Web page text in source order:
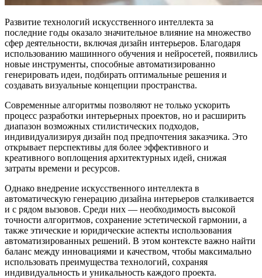
Развитие технологий искусственного интеллекта за
последние годы оказало значительное влияние на множество
сфер деятельности, включая дизайн интерьеров. Благодаря
использованию машинного обучения и нейросетей, появились
новые инструменты, способные автоматизированно
генерировать идеи, подбирать оптимальные решения и
создавать визуальные концепции пространства.
Современные алгоритмы позволяют не только ускорить
процесс разработки интерьерных проектов, но и расширить
диапазон возможных стилистических подходов,
индивидуализируя дизайн под предпочтения заказчика. Это
открывает перспективы для более эффективного и
креативного воплощения архитектурных идей, снижая
затраты времени и ресурсов.
Однако внедрение искусственного интеллекта в
автоматическую генерацию дизайна интерьеров сталкивается
и с рядом вызовов. Среди них — необходимость высокой
точности алгоритмов, сохранение эстетической гармонии, а
также этические и юридические аспекты использования
автоматизированных решений. В этом контексте важно найти
баланс между инновациями и качеством, чтобы максимально
использовать преимущества технологий, сохраняя
индивидуальность и уникальность каждого проекта.